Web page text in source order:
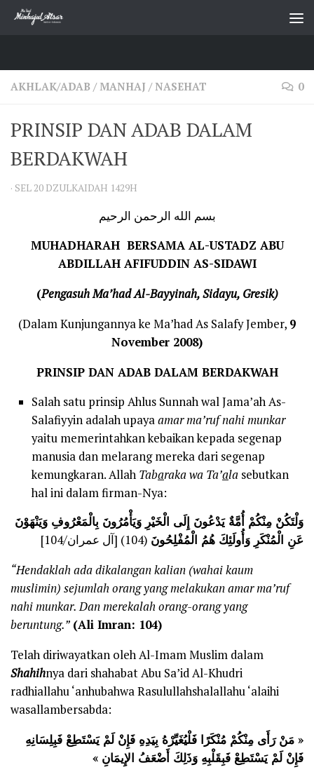
Skip to content
AKHLAK/ADAB / MANHAJ / NASEHAT 0
PRINSIP DAN ADAB DALAM
BERDAKWAH
· SEL 20 DZULKAIDAH 1429H
بسم الله الرحمن الرحيم
MUHADHARAH BERSAMA AL-USTADZ ABU
ABDILLAH AFIFUDDIN AS-SIDAWI
(Pengasuh Ma’hadAl-Bayyinah, Sidayu, Gresik)
(Dalam Kunjungannya ke Ma’had As Salafy Jember, 9
November 2008)
PRINSIP DAN ADAB DALAM BERDAKWAH
Salah satu prinsip Ahlus Sunnah wal Jama’ah As-
Salafiyyin adalah upayaamar ma’ruf nahi munkar
yaitu memerintahkan kebaikan kepada segenap
manusia dan melarang mereka dari segenap
kemungkaran. Allah Tabaraka wa Ta’ala sebutkan
hal ini dalam firman-Nya:
وَلْتَكُنْ مِنْكُمْ أُمَّةٌ يَدْعُونَ إِلَى الْخَيْرِ وَيَأْمُرُونَ بِالْمَعْرُوفِ وَيَنْهَوْنَ
عَنِ الْمُنْكَرِ وَأُولَئِكَ هُمُ الْمُفْلِحُونَ (104) [آل عمران/104]
“Hendaklah ada dikalangan kalian (wahai kaum
muslimin) sejumlah orang yang melakukan amar ma’ruf
nahi munkar. Dan merekalah orang-orang yang
beruntung.” (Ali Imran: 104)
Telah diriwayatkan oleh Al-Imam Muslim dalam
Shahihnya dari shahabat Abu Sa’id Al-Khudri
radhiallahu ‘anhubahwa Rasulullahshalallahu ‘alaihi
wasallambersabda:
« مَنْ رَأَى مِنْكُمْ مُنْكَرًا فَلْيُغَيِّرْهُ بِيَدِهِ فَإِنْ لَمْ يَسْتَطِعْ فَبِلِسَانِهِ
فَإِنْ لَمْ يَسْتَطِعْ فَبِقَلْبِهِ وَذَلِكَ أَضْعَفُ الإِيمَانِ »